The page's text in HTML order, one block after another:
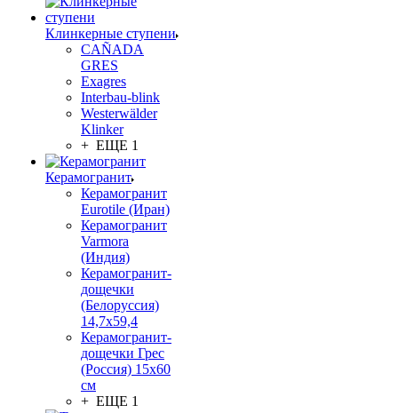
Клинкерные ступени
CAÑADA
GRES
Exagres
Interbau-blink
Westerwälder
Klinker
+ ЕЩЕ 1
Керамогранит
Керамогранит
Eurotile (Иран)
Керамогранит
Varmora
(Индия)
Керамогранит-
дощечки
(Белоруссия)
14,7x59,4
Керамогранит-
дощечки Грес
(Россия) 15х60
см
+ ЕЩЕ 1